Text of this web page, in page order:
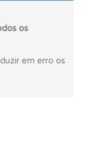
os
em erro os